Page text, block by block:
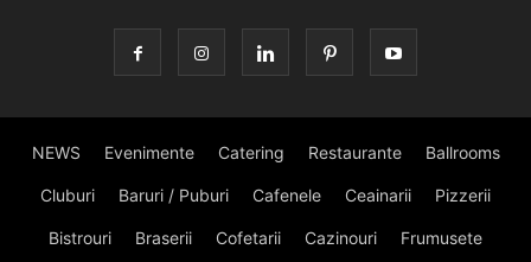
NEWS Evenimente Catering Restaurante Ballrooms
Cluburi Baruri / Puburi Cafenele Ceainarii Pizzerii
Bistrouri Braserii Cofetarii Cazinouri Frumusete